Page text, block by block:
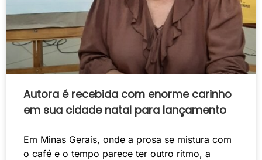
Autora é recebida com enorme carinho
em sua cidade natal para lançamento
Em Minas Gerais, onde a prosa se mistura com
o café e o tempo parece ter outro ritmo, a